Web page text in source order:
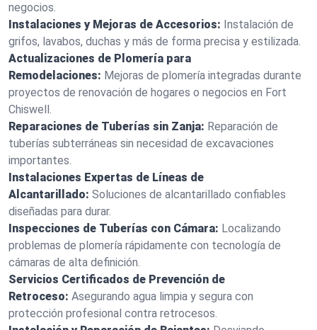
negocios.
Instalaciones y Mejoras de Accesorios: Instalación de
grifos, lavabos, duchas y más de forma precisa y estilizada.
Actualizaciones de Plomería para
Remodelaciones: Mejoras de plomería integradas durante
proyectos de renovación de hogares o negocios en Fort
Chiswell.
Reparaciones de Tuberías sin Zanja: Reparación de
tuberías subterráneas sin necesidad de excavaciones
importantes.
Instalaciones Expertas de Líneas de
Alcantarillado: Soluciones de alcantarillado confiables
diseñadas para durar.
Inspecciones de Tuberías con Cámara: Localizando
problemas de plomería rápidamente con tecnología de
cámaras de alta definición.
Servicios Certificados de Prevención de
Retroceso: Asegurando agua limpia y segura con
protección profesional contra retrocesos.